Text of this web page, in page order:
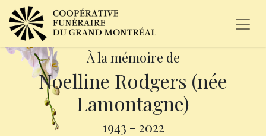
À la mémoire de
Noelline Rodgers (née
Lamontagne)
1943 - 2022